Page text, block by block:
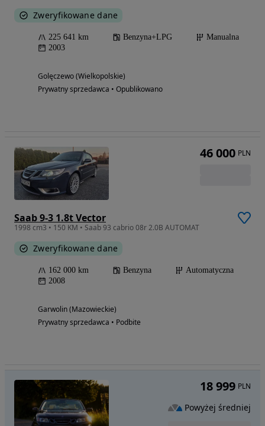
Zweryfikowane dane
225 641 km Benzyna+LPG
Manualna
2003
Golęczewo (Wielkopolskie)
Prywatny sprzedawca • Opublikowano
Saab 9-3 1.8t Vector
1998 cm3 • 150 KM • Saab 93 cabrio 08r 2.0B AUTOMAT
Zweryfikowane dane
162 000 km Benzyna
Automatyczna
2008
Garwolin (Mazowieckie)
Prywatny sprzedawca • Podbite
46 000 PLN
18 999 PLN
Powyżej średniej